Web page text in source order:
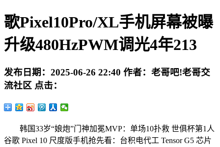
歌Pixel10Pro/XL手机屏幕被曝
升级480HzPWM调光4年213
发布日期： 2025-06-26 22:40 作者： 老哥吧!老哥交
流社区 点击：
韩国33岁“娘炮”门神加冕MVP：单场10扑救 世俱杯第1人
谷歌 Pixel 10 尺度版手机抢先看：台积电代工 Tensor G5 芯片